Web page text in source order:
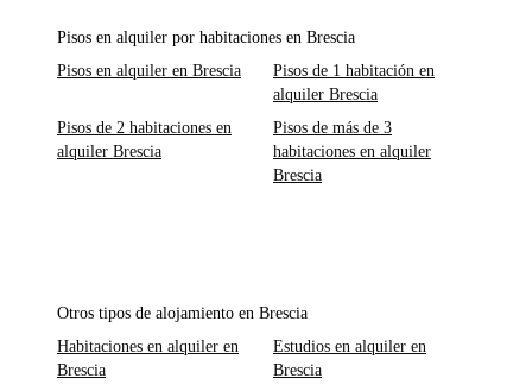
Pisos en alquiler por habitaciones en Brescia
Pisos en alquiler en Brescia
Pisos de 1 habitación en
alquiler Brescia
Pisos de 2 habitaciones en
alquiler Brescia
Pisos de más de 3
habitaciones en alquiler
Brescia
Otros tipos de alojamiento en Brescia
Habitaciones en alquiler en
Brescia
Estudios en alquiler en
Brescia